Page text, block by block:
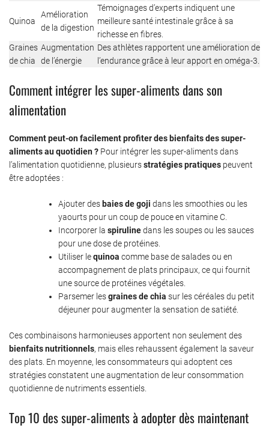
Quinoa
Amélioration
de la digestion
Témoignages d’experts indiquent une
meilleure santé intestinale grâce à sa
richesse en fibres.
Graines
de chia
Augmentation
de l’énergie
Des athlètes rapportent une amélioration de
l’endurance grâce à leur apport en oméga-3.
Comment intégrer les super-aliments dans son
alimentation
Comment peut-on facilement profiter des bienfaits des super-
aliments au quotidien ? Pour intégrer les super-aliments dans
l’alimentation quotidienne, plusieursstratégies pratiques peuvent
être adoptées :
Ajouter desbaies de goji dans les smoothies ou les
yaourts pour un coup de pouce en vitamine C.
Incorporer la spirulinedans les soupes ou les sauces
pour une dose de protéines.
Utiliser lequinoa comme base de salades ou en
accompagnement de plats principaux, ce qui fournit
une source de protéines végétales.
Parsemer lesgraines de chia sur les céréales du petit
déjeuner pour augmenter la sensation de satiété.
Ces combinaisons harmonieuses apportent non seulement des
bienfaits nutritionnels, mais elles rehaussent également la saveur
des plats. En moyenne, les consommateurs qui adoptent ces
stratégies constatent une augmentation de leur consommation
quotidienne de nutriments essentiels.
Top 10 des super-aliments à adopter dès maintenant